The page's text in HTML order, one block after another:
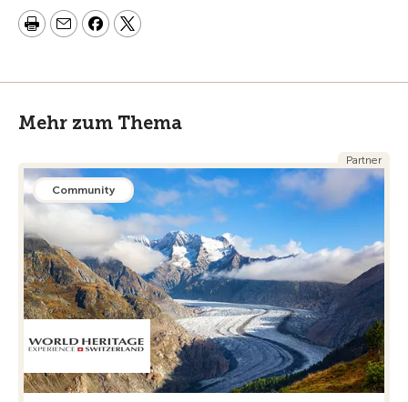
Mehr zum Thema
Partner
Community